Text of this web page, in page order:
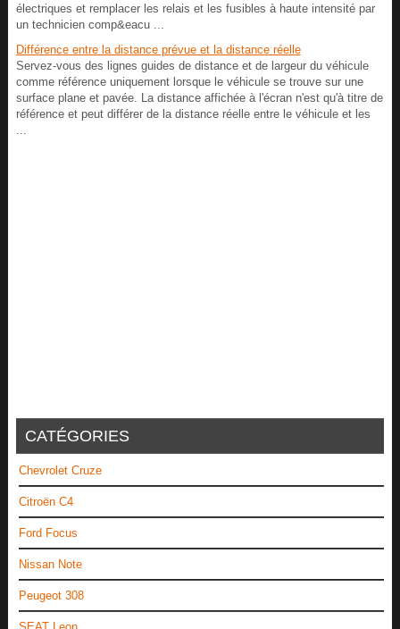
électriques et remplacer les relais et les fusibles à haute intensité par
un technicien comp&eacu ...
Différence entre la distance prévue et la distance réelle
Servez-vous des lignes guides de distance et de largeur du véhicule
comme référence uniquement lorsque le véhicule se trouve sur une
surface plane et pavée. La distance affichée à l'écran n'est qu'à titre de
référence et peut différer de la distance réelle entre le véhicule et les
CATÉGORIES
Chevrolet Cruze
Citroën C4
Ford Focus
Nissan Note
Peugeot 308